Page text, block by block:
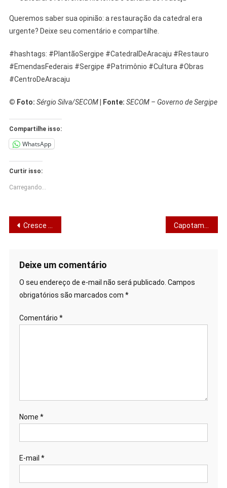
Queremos saber sua opinião: a restauração da catedral era
urgente? Deixe seu comentário e compartilhe.
#hashtags: #PlantãoSergipe #CatedralDeAracaju #Restauro
#EmendasFederais #Sergipe #Patrimônio #Cultura #Obras
#CentroDeAracaju
© Foto: Sérgio Silva/SECOM| Fonte: SECOM – Governo de Sergipe
Compartilhe isso:
WhatsApp
Curtir isso:
Carregando...
Navegação
Post
Cresce a possibilidade de São Cristóvão eleger três deputados estaduais em 2026 Capotamento de caminhão mata um e fere dois na SE-245, em Malhador
Deixe um comentário
O seu endereço de e-mail não será publicado. Campos
obrigatórios são marcados com *
Comentário *
Nome *
E-mail *